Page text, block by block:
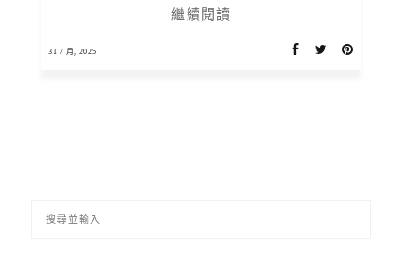
繼續閱讀
31 7 月, 2025